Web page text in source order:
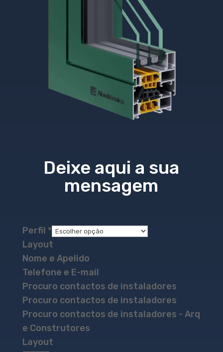
Deixe aqui a sua
mensagem
Perfil *
Layout
Nome e Apelido
Telefone e E-mail
Procuro contactos de instaladores
Procuro contactos de instaladores
Procuro contactos de instaladores - Arq
e Construtores
Layout